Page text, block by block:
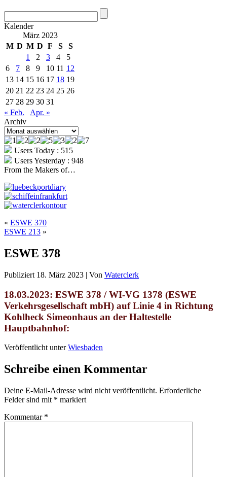
Kalender
März 2023
M D M D F S
S
1
2 3 4
5
6
7 8 9 10 11 12
13 14 15 16 17 18 19
20 21 22 23 24 25 26
27 28 29 30 31
« Feb.
Apr. »
Archiv
Archiv
Users Today : 515
Users Yesterday : 948
From the Makers of…
« ESWE 370
ESWE 213 »
ESWE 378
Publiziert 18. März 2023 | Von Waterclerk
18.03.2023: ESWE 378 / WI-VG 1378 (ESWE
Verkehrsgesellschaft mbH) auf Linie 4 in Richtung
Kohlheck Simeonhaus an der Haltestelle
Hauptbahnhof:
Veröffentlicht unter Wiesbaden
Schreibe einen Kommentar
Deine E-Mail-Adresse wird nicht veröffentlicht. Erforderliche
Felder sind mit * markiert
Kommentar *